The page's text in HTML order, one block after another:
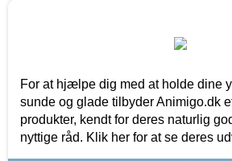
For at hjælpe dig med at holde dine
sunde og glade tilbyder Animigo.dk
produkter, kendt for deres naturlig
nyttige råd. Klik her for at se deres